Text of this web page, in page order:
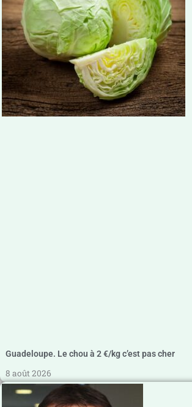
Guadeloupe. Le chou à 2 €/kg c’est pas cher
8 août 2026